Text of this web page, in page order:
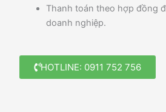
Thanh toán theo hợp đồng
doanh nghiệp.
HOTLINE: 0911 752 756